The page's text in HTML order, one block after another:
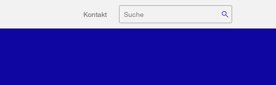
Hilfsnavigation
Kontakt Suche